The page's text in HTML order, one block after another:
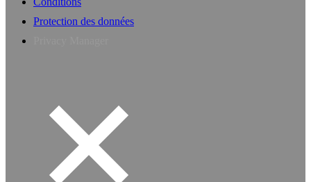
Protection des données